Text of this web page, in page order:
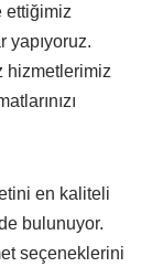
ettiğimiz
yapıyoruz.
hizmetlerimiz
en kaliteli
bulunuyor.
seçeneklerini